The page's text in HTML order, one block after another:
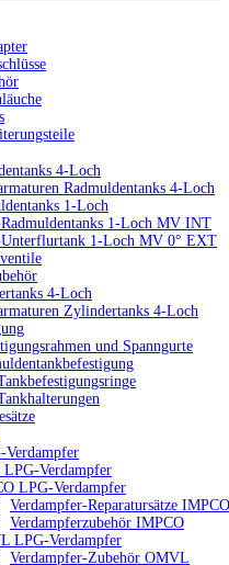
4-Loch
Radmuldentanks 4-Loch
1-Loch
1-Loch MV INT
1-Loch MV 0° EXT
4-Loch
Zylindertanks 4-Loch
und Spanngurte
Verdampfer
LPG-Verdampfer
LPG-Verdampfer
Verdampfer-Reparatursätze IMPCO
Verdampferzubehör IMPCO
LPG-Verdampfer
Verdampfer-Zubehör OMVL